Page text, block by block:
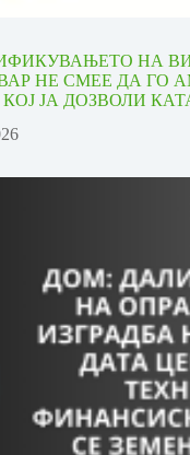
НА
НЕ СМЕЕ ДА ГО
ЈА ДОЗВОЛИ